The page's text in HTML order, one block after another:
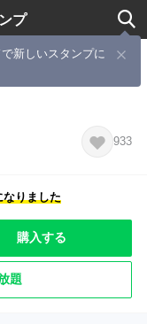
プ
新しいスタンプに
ポジティブスタン
933
なりました
購入する
題